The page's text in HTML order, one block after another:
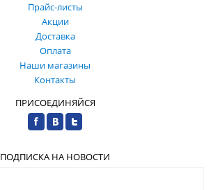
Прайс-листы
Акции
Доставка
Оплата
Наши магазины
Контакты
ПРИСОЕДИНЯЙСЯ
ПОДПИСКА НА НОВОСТИ